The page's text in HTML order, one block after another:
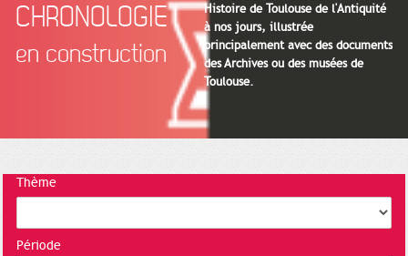
CHRONOLOGIE
en construction
Histoire de Toulouse de l'Antiquité
à nos jours, illustrée
principalement avec des documents
des Archives ou des musées de
Toulouse.
Thème
Période